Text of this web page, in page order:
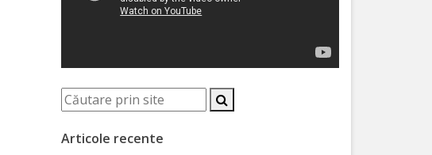
Articole recente